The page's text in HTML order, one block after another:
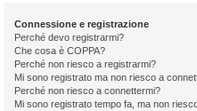
Connessione e registrazione
Perché devo registrarmi?
Che cosa è COPPA?
Perché non riesco a registrarmi?
Mi sono registrato ma non riesco a
Perché non riesco a connettermi?
Mi sono registrato tempo fa, ma non